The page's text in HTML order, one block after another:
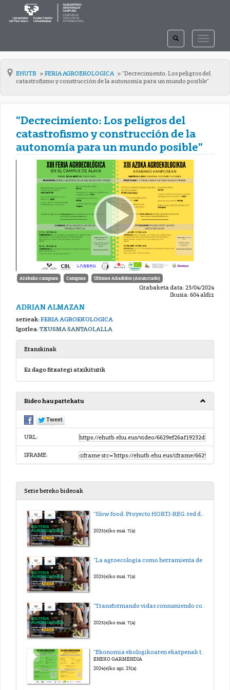
TOGGLE
TOGGLE
SEARCH
EHUTB FERIA AGROEKOLOGICA
"Decrecimiento: Los peligros del
catastrofismo y construcción de la autonomía para un mundo posible"
"Decrecimiento: Los peligros del
catastrofismo y construcción de la
autonomía para un mundo posible"
Arabako campusa Campusa Últimos Añadidos (Anunciado)
Grabaketa data: 23/04/2024
Ikusia: 604 aldiz
ADRIAN ALMAZAN
serieak:FERIA AGROEKOLOGICA
Igorlea:TXUSMA SANTAOLALLA
Eranskinak
Ez dago fitxategi atxikiturik
Bideo hau partekatu
URL:
IFRAME:
Serie bereko bideoak
"Slow food: Proyecto HORTI-REG: red de salud comunitaria"
2025(e)ko mai. 7(a)
2025(e)ko mai. 7(a)
"Transformando vidas consumiendo con conciencia"
2025(e)ko mai. 7(a)
ENEKO GARMENDIA
2024(e)ko api. 23(a)